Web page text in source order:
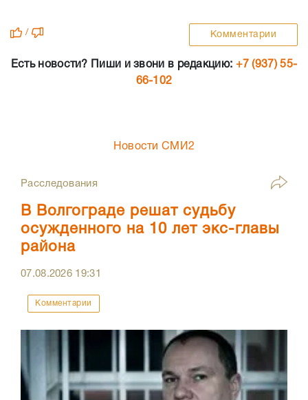
/ Комментарии
Есть новости? Пиши и звони в редакцию: +7 (937) 55-
66-102
Новости СМИ2
Расследования
В Волгограде решат судьбу
осужденного на 10 лет экс-главы
района
07.08.2026 19:31
Комментарии